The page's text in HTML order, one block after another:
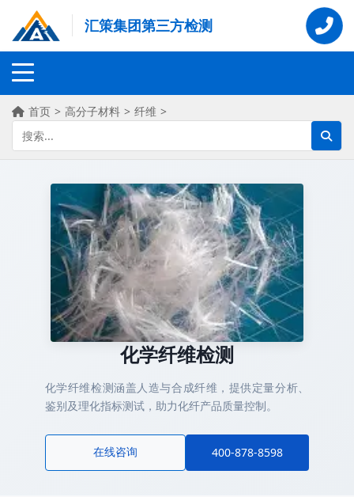
汇策集团第三方检测
首页 > 高分子材料 > 纤维 >
化学纤维检测
化学纤维检测涵盖人造与合成纤维，提供定量分析、
鉴别及理化指标测试，助力化纤产品质量控制。
在线咨询 400-878-8598